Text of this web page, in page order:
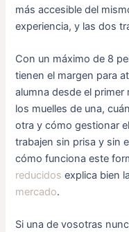
más accesible del
experiencia, y las dos
Con un máximo de 8
tienen el margen para
alumna desde el
los muelles de una,
otra y cómo gestionar
trabajen sin prisa y sin
cómo funciona este
reducidos explica bien
mercado.
Si una de vosotras